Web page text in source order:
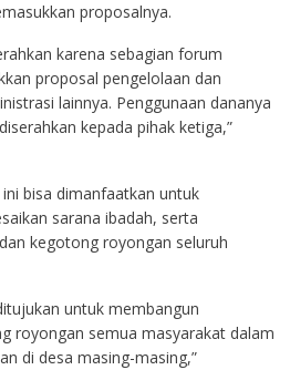
proposalnya.
karena sebagian forum
proposal pengelolaan dan
lainnya. Penggunaan dananya
kepada pihak ketiga,”
bisa dimanfaatkan untuk
sarana ibadah, serta
kegotong royongan seluruh
untuk membangun
royongan semua masyarakat dalam
di desa masing-masing,”